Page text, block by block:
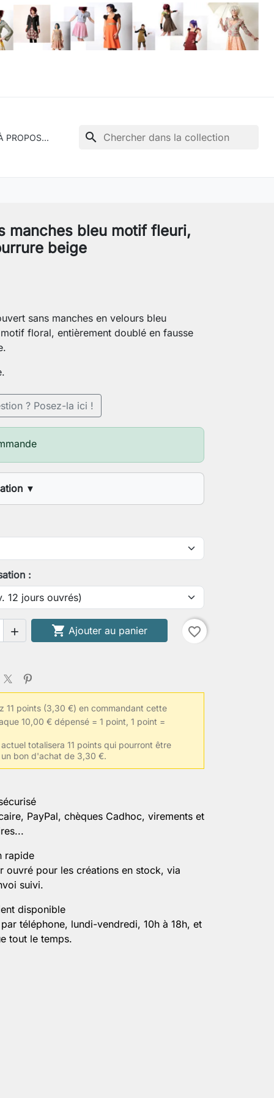
PROPOS... search
manches bleu motif fleuri,
beige
sans manches en velours bleu
floral, entièrement doublé en fausse
? Posez-la ici !
▼
(1.60m, 1.70m, etc)
biceps contracté
la personnalisation
:
  Ajouter au panier favorite_border
11 points (3,30 €) en commandant cette
10,00 € dépensé = 1 point, 1 point =
totalisera 11 points qui pourront être
bon d'achat de 3,30 €.
PayPal, chèques Cadhoc, virements et
rapide
ouvré pour les créations en stock, via
suivi.
disponible
téléphone, lundi-vendredi, 10h à 18h, et
tout le temps.